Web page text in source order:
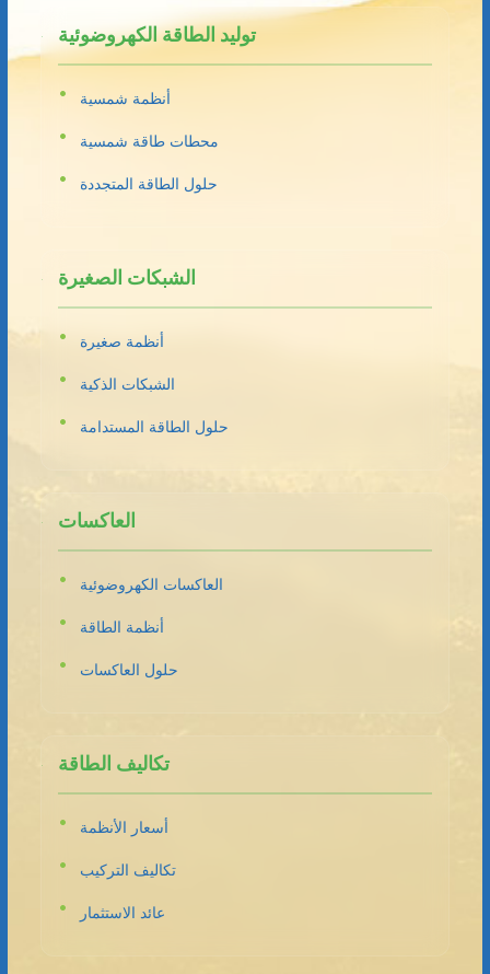
توليد الطاقة الكهروضوئية
أنظمة شمسية
محطات طاقة شمسية
حلول الطاقة المتجددة
الشبكات الصغيرة
أنظمة صغيرة
الشبكات الذكية
حلول الطاقة المستدامة
العاكسات
العاكسات الكهروضوئية
أنظمة الطاقة
حلول العاكسات
تكاليف الطاقة
أسعار الأنظمة
تكاليف التركيب
عائد الاستثمار